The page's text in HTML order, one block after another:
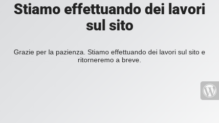
Stiamo effettuando dei lavori
sul sito
Grazie per la pazienza. Stiamo effettuando dei lavori sul sito e
ritorneremo a breve.